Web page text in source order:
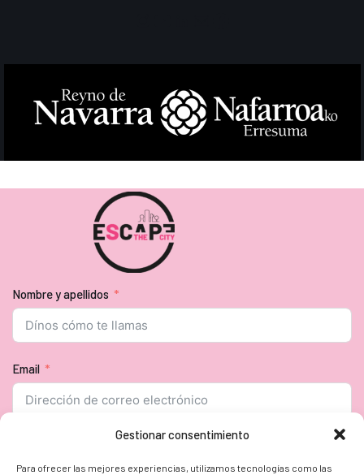
Gestionar consentimiento
Para ofrecer las mejores experiencias, utilizamos tecnologías como las
Nombre y apellidos
Email